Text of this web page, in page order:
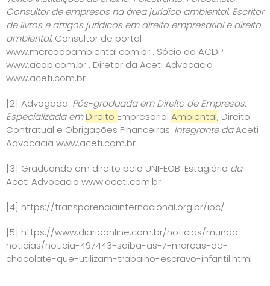
Consultor de empresas na área jurídico ambiental. Escritor
de livros e artigos jurídicos em direito empresarial e direito
ambiental. Consultor de portal
www.mercadoambiental.com.br . Sócio da ACDP
www.acdp.com.br . Diretor da Aceti Advocacia
www.aceti.com.br
[2] Advogada. Pós-graduada em Direito de Empresas.
Especializada emDireito Empresarial Ambiental, Direito
Contratual e Obrigações Financeiras. Integrante daAceti
Advocacia www.aceti.com.br
[3] Graduando em direito pela UNIFEOB. Estagiário da
Aceti Advocacia www.aceti.com.br
[4] https://transparenciainternacional.org.br/ipc/
[5] https://www.diarioonline.com.br/noticias/mundo-
noticias/noticia-497443-saiba-as-7-marcas-de-
chocolate-que-utilizam-trabalho-escravo-infantil.html